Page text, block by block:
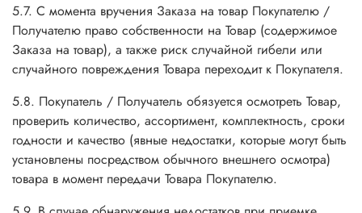
5.7. С момента вручения Заказа на товар Покупателю /
Получателю право собственности на Товар (содержимое
Заказа на товар), а также риск случайной гибели или
случайного повреждения Товара переходит к Покупателя.
5.8. Покупатель / Получатель обязуется осмотреть Товар,
проверить количество, ассортимент, комплектность, сроки
годности и качество (явные недостатки, которые могут быть
установлены посредством обычного внешнего осмотра)
товара в момент передачи Товара Покупателю.